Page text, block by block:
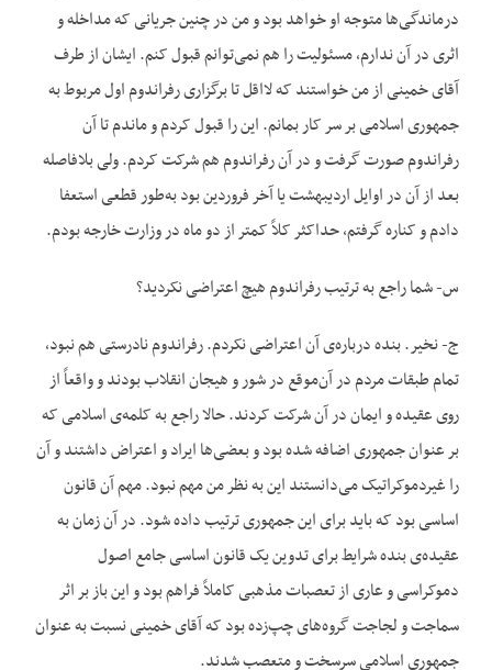
درماندگی‌‌ها متوجه او خواهد بود و من در چنین جریانی که مداخله و
اثری در آن ندارم، مسئولیت را هم نمی‌‌توانم قبول کنم. ایشان از طرف
آقای خمینی از من خواستند که لااقل تا برگزاری رفراندوم اول مربوط به
جمهوری اسلامی بر سر کار بمانم. این را قبول کردم و ماندم تا آن
رفراندوم صورت گرفت و در آن رفراندوم هم شرکت کردم. ولی بلافاصله
بعد از آن در اوایل اردیبهشت یا آخر فروردین بود به‌‌طور قطعی استعفا
دادم و کناره گرفتم، حداکثر کلاً کمتر از دو ماه در وزارت خارجه بودم.
س- شما راجع به ترتیب رفراندوم هیچ اعتراضی نکردید؟
ج- نخیر. بنده درباره‌‌ی آن اعتراضی نکردم. رفراندوم نادرستی هم نبود،
تمام طبقات مردم در آن‌‌موقع در شور و هیجان انقلاب بودند و واقعاً از
روی عقیده و ایمان در آن شرکت کردند. حالا راجع به کلمه‌‌ی اسلامی که
بر عنوان جمهوری اضافه شده بود و بعضی‌‌ها ایراد و اعتراض داشتند و آن
را غیردموکراتیک می‌‌دانستند این به نظر من مهم نبود. مهم آن قانون
اساسی بود که باید برای این جمهوری ترتیب داده شود. در آن زمان به
عقیده‌‌ی بنده شرایط برای تدوین یک قانون اساسی جامع اصول
دموکراسی و عاری از تعصبات مذهبی کاملاً فراهم بود و این باز بر اثر
سماجت و لجاجت گروه‌‌های چپ‌‌زده بود که آقای خمینی نسبت به عنوان
جمهوری اسلامی سرسخت و متعصب شدند.